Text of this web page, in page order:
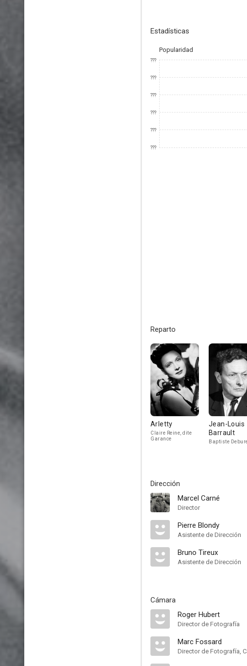
Estadísticas
Popularidad
???
???
???
???
???
???
Reparto
Arletty
Claire Reine, dite
Garance
Jean-Louis
Barrault
Baptiste
Dirección
Marcel Carné
Director
Pierre Blondy
Asistente de Dirección
Bruno Tireux
Asistente de Dirección
Cámara
Roger Hubert
Director de Fotografía
Marc Fossard
Director de Fotografía,